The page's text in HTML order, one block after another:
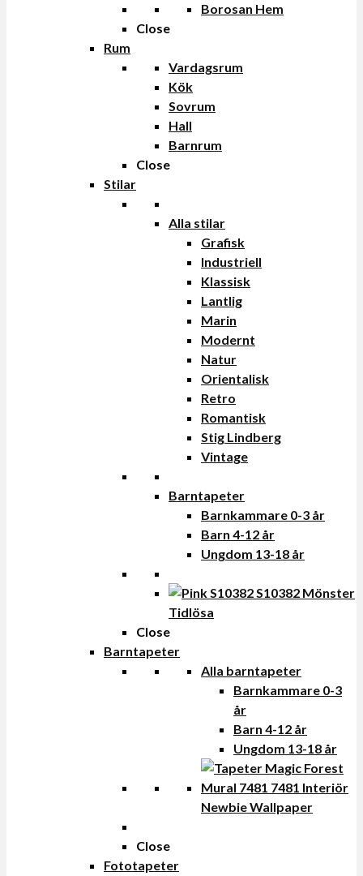
Borosan Hem
Close
Rum
Vardagsrum
Kök
Sovrum
Hall
Barnrum
Close
Stilar
Alla stilar
Grafisk
Industriell
Klassisk
Lantlig
Marin
Modernt
Natur
Orientalisk
Retro
Romantisk
Stig Lindberg
Vintage
Barntapeter
Barnkammare 0-3 år
Barn 4-12 år
Ungdom 13-18 år
Tidlösa
Close
Barntapeter
Alla barntapeter
Barnkammare 0-3
år
Barn 4-12 år
Ungdom 13-18 år
Newbie Wallpaper
Close
Fototapeter